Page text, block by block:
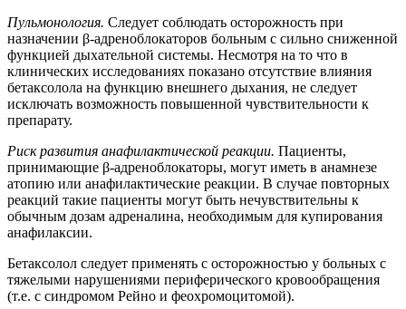
Пульмонология. Следует соблюдать осторожность при
назначении β-адреноблокаторов больным с сильно сниженной
функцией дыхательной системы. Несмотря на то что в
клинических исследованиях показано отсутствие влияния
бетаксолола на функцию внешнего дыхания, не следует
исключать возможность повышенной чувствительности к
препарату.
Риск развития анафилактической реакции. Пациенты,
принимающие β-адреноблокаторы, могут иметь в анамнезе
атопию или анафилактические реакции. В случае повторных
реакций такие пациенты могут быть нечувствительны к
обычным дозам адреналина, необходимым для купирования
анафилаксии.
Бетаксолол следует применять с осторожностью у больных с
тяжелыми нарушениями периферического кровообращения
(т.е. с синдромом Рейно и феохромоцитомой).